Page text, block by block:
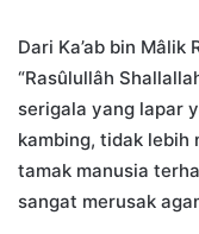
Dari Ka’ab bin
“Rasûlullâh
serigala yang lapar
kambing, tidak lebih
tamak manusia
sangat merusak